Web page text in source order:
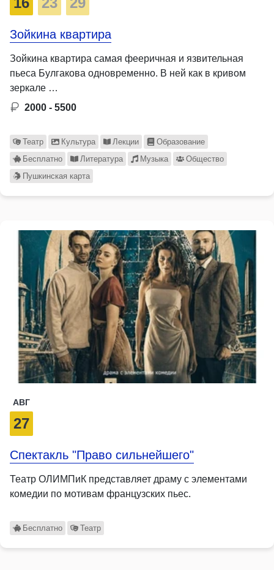
Зойкина квартира
Зойкина квартира самая фееричная и язвительная
пьеса Булгакова одновременно. В ней как в кривом
зеркале …
2000 - 5500
Театр Культура Лекции
Образование
Бесплатно
Литература Музыка
Общество
Пушкинская карта
АВГ
27
Спектакль "Право сильнейшего"
Театр ОЛИМПиК представляет драму с элементами
комедии по мотивам французских пьес.
Бесплатно Театр